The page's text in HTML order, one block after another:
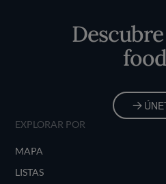
EXPLORAR POR
MAPA
LISTAS